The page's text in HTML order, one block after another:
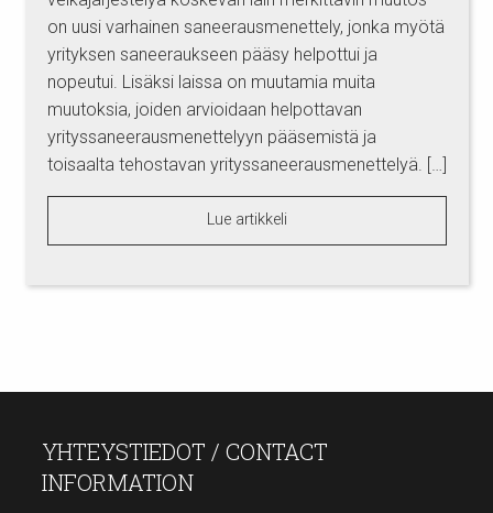
on uusi varhainen saneerausmenettely, jonka myötä
yrityksen saneeraukseen pääsy helpottui ja
nopeutui. Lisäksi laissa on muutamia muita
muutoksia, joiden arvioidaan helpottavan
yrityssaneerausmenettelyyn pääsemistä ja
toisaalta tehostavan yrityssaneerausmenettelyä. […]
Lue artikkeli
YHTEYSTIEDOT / CONTACT
INFORMATION